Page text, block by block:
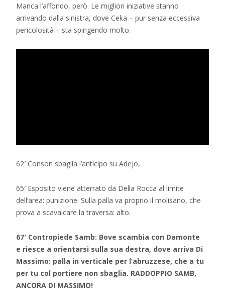
Manca l’affondo, però. Le migliori iniziative stanno
arrivando dalla sinistra, dove Ceka – pur senza eccessiva
pericolosità – sta spingendo molto.
62′ Conson sbaglia l’anticipo su Adejo,
65′ Esposito viene atterrato da Della Rocca al limite
dell’area: punizione. Sulla palla va proprio il molisano, che
prova a scavalcare la traversa: alto.
67′ Contropiede Samb: Bove scambia con Damonte
e riesce a orientarsi sulla sua destra, dove arriva Di
Massimo: palla in verticale per l’abruzzese, che a tu
per tu col portiere non sbaglia. RADDOPPIO SAMB,
ANCORA DI MASSIMO!